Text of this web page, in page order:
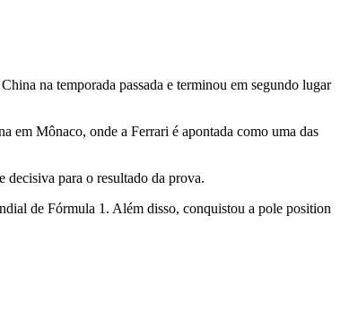
na temporada passada e terminou em segundo lugar
em Mônaco, onde a Ferrari é apontada como uma das
decisiva para o resultado da prova.
de Fórmula 1. Além disso, conquistou a pole position